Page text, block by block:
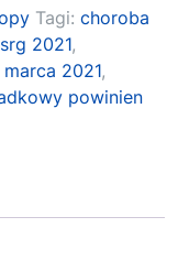
Tagi: choroba
2021,
2021,
powinien